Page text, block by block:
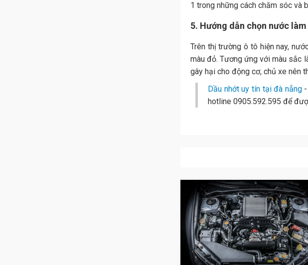
1 trong những cách chăm sóc và
5. Hướng dẫn chọn nước
Trên thị trường ô tô hiện nay,
màu đỏ. Tương ứng với màu sắc
gây hại cho động cơ, chủ xe nên
Dầu nhớt uy tín tại đà nẵng-
hotline 0905.592.595 để